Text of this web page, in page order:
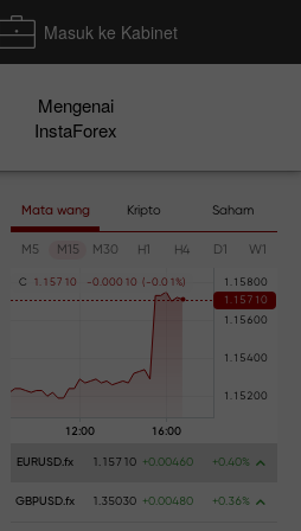
Masuk ke Kabinet
Mengenai
InstaForex
Mata wang Kripto Saham
M5 M15 M30 H1 H4 D1 W1
C 1 . 1 5 7 1 0 -0 .000 1 0 ( -0 .0 1 %
EURUSD.fx 1.15710 +0.00460 +0.40%
GBPUSD.fx 1.35030 +0.00480 +0.36%